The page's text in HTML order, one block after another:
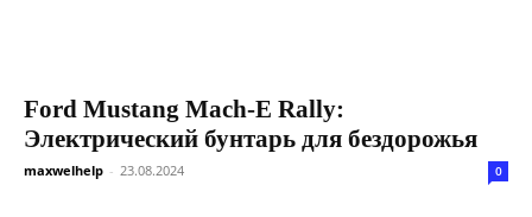
Ford Mustang Mach-E Rally:
Электрический бунтарь для бездорожья
maxwelhelp - 23.08.2024 0